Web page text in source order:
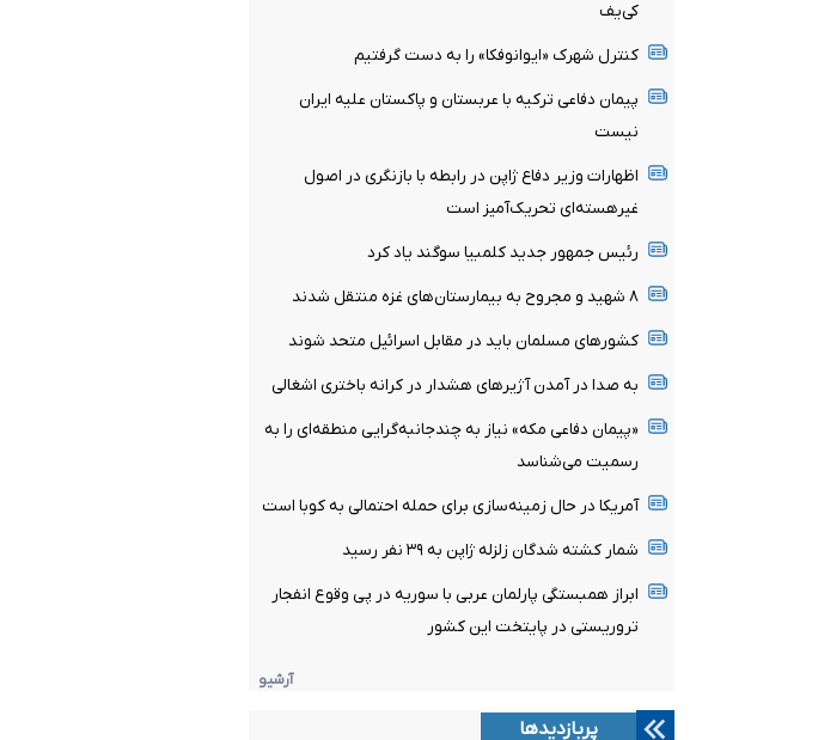
کی‌یف
کنترل شهرک «ایوانوفکا» را به دست گرفتیم
پیمان دفاعی ترکیه با عربستان و پاکستان علیه ایران
نیست
اظهارات وزیر دفاع ژاپن در رابطه با بازنگری در اصول
غیرهسته‌ای تحریک‌آمیز است
رئیس جمهور جدید کلمبیا سوگند یاد کرد
۸ شهید و مجروح به بیمارستان‌های غزه منتقل شدند
کشورهای مسلمان باید در مقابل اسرائیل متحد شوند
به صدا در آمدن آژیرهای هشدار در کرانه باختری اشغالی
«پیمان دفاعی مکه» نیاز به چندجانبه‌گرایی منطقه‌ای را به
رسمیت می‌شناسد
آمریکا در حال زمینه‌سازی برای حمله احتمالی به کوبا است
شمار کشته شدگان زلزله ژاپن به ۳۹ نفر رسید
ابراز همبستگی پارلمان عربی با سوریه در پی وقوع ‌انفجار
تروریستی‌ در پایتخت این کشور
آرشیو
پربازدیدها